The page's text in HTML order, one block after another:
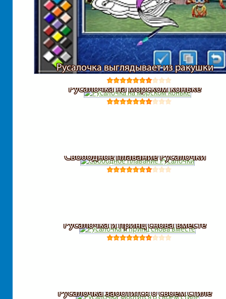
Русалочка выглядывает из ракушки
Русалочка на морском коньке
Свободное плавание Русалочки
Русалочка и принц снова вместе
Русалочка заботится о своем стиле